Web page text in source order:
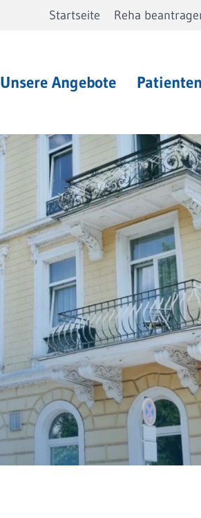
Startseite Reha
Unsere Angebote